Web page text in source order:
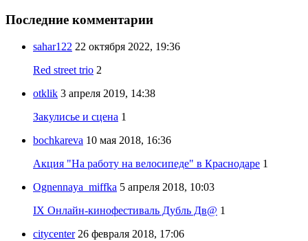
Последние комментарии
sahar122 22 октября 2022, 19:36
Red street trio 2
otklik 3 апреля 2019, 14:38
Закулисье и сцена 1
bochkareva 10 мая 2018, 16:36
Акция "На работу на велосипеде" в Краснодаре 1
Ognennaya_miffka 5 апреля 2018, 10:03
IX Онлайн-кинофестиваль Дубль Дв@ 1
citycenter 26 февраля 2018, 17:06